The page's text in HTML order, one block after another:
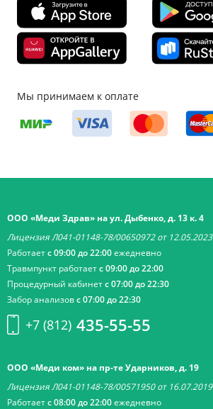
Мы принимаем к оплате
ООО «Меди Здрав» на ул. Дыбенко, д. 13 к. 4
Лицензия Л041-01148-78/00650972 от 12.05.2023
Работаетс 09:00 до 22:00ежедневно
Травмпункт работаетс 09:00 до 22:00
Процедурный кабинетс 07:00 до 22:30
Забор анализовс 07:00 до 22:30
+7 (812) 435-55-55
ООО «Меди ком» на пр-те Ударников, д. 19
Лицензия Л041-01148-78/00571950 от 16.07.2019
Работаетс 08:00 до 22:00ежедневно